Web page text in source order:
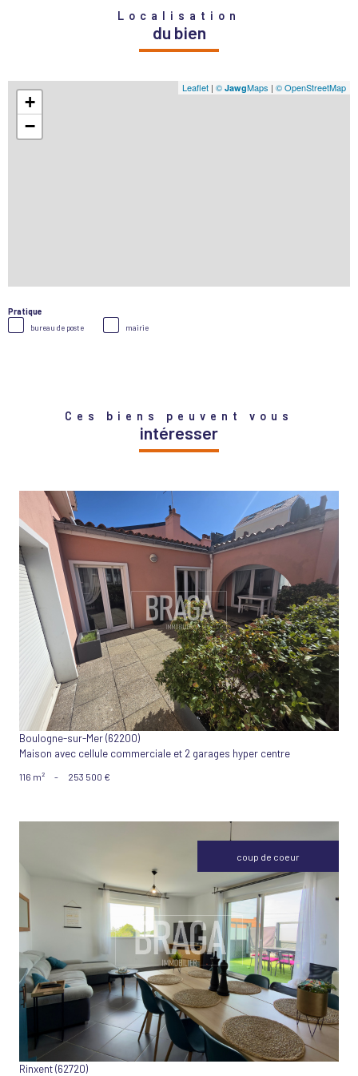
Localisation
du bien
+
−
Leaflet | © JawgMaps | © OpenStreetMap
Pratique
bureau de poste mairie
Ces biens peuvent vous
intéresser
VOIR LE BIEN
Boulogne-sur-Mer (62200)
Maison avec cellule commerciale et 2 garages hyper centre
116 m² - 253 500 €
coup de coeur
VOIR LE BIEN
Rinxent (62720)